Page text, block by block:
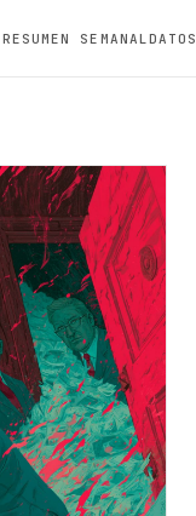
RESUMEN SEMANALDATOS